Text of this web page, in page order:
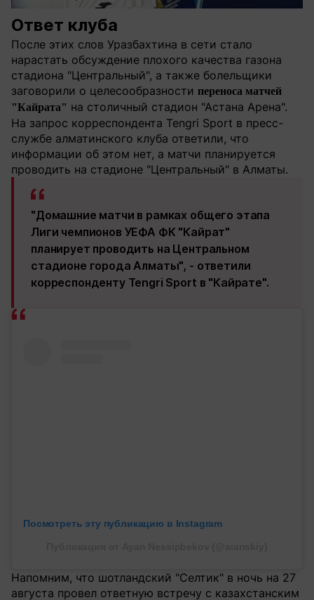
Ответ клуба
После этих слов Уразбахтина в сети стало
нарастать обсуждение плохого качества газона
стадиона "Центральный", а также болельщики
заговорили о целесообразности переноса матчей
"Кайрата" на столичный стадион "Астана Арена".
На запрос корреспондента Tengri Sport в пресс-
службе алматинского клуба ответили, что
информации об этом нет, а матчи планируется
проводить на стадионе "Центральный" в Алматы.
"Домашние матчи в рамках общего этапа
Лиги чемпионов УЕФА ФК "Кайрат"
планирует проводить на Центральном
стадионе города Алматы", - ответили
корреспонденту Tengri Sport в "Кайрате".
Посмотреть эту публикацию в Instagram
Напомним, что шотландский "Селтик" в ночь на 27
августа провел ответную встречу с казахстанским